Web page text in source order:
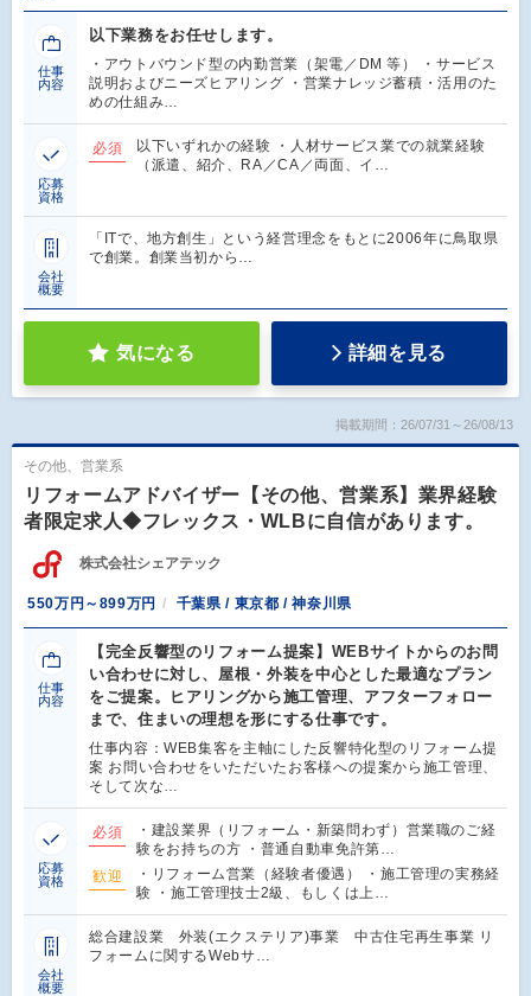
仕事
内容
以下業務をお任せします。
・アウトバウンド型の内勤営業（架電／DM 等） ・サービス
説明およびニーズヒアリング ・営業ナレッジ蓄積・活用のた
めの仕組み…
応募
資格
必須
以下いずれかの経験 ・人材サービス業での就業経験
（派遣、紹介、RA／CA／両面、イ…
会社
概要
「ITで、地方創生」という経営理念をもとに2006年に鳥取県
で創業。創業当初から…
気になる 詳細を見る
掲載期間：26/07/31～26/08/13
その他、営業系
リフォームアドバイザー【その他、営業系】業界経験
者限定求人◆フレックス・WLBに自信があります。
株式会社シェアテック
550万円～899万円 千葉県 / 東京都 / 神奈川県
仕事
内容
【完全反響型のリフォーム提案】WEBサイトからのお問
い合わせに対し、屋根・外装を中心とした最適なプラン
をご提案。ヒアリングから施工管理、アフターフォロー
まで、住まいの理想を形にする仕事です。
仕事内容：WEB集客を主軸にした反響特化型のリフォーム提
案 お問い合わせをいただいたお客様への提案から施工管理、
そして次な…
応募
資格
必須
・建設業界（リフォーム・新築問わず）営業職のご経
験をお持ちの方 ・普通自動車免許第…
歓迎
・リフォーム営業（経験者優遇） ・施工管理の実務経
験 ・施工管理技士2級、もしくは上…
会社
概要
総合建設業 外装(エクステリア)事業 中古住宅再生事業 リ
フォームに関するWebサ…